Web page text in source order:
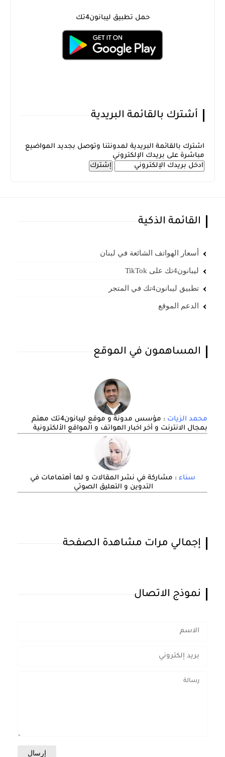
حمل تطبيق ليبانون4تك
أشترك بالقائمة البريدية
اشترك بالقائمة البريدية لمدونتنا وتوصل بجديد المواضيع
مباشرة على بريدك الإلكتروني
القائمة الذكية
أسعار الهواتف الشائعة في لبنان
ليبانون4تك على TikTok
تطبيق ليبانون4تك في المتجر
الدعم الموقع
المساهمون في الموقع
محمد الزيات
: مؤسس مدونة و موقع ليبانون4تك مهتم
بمجال الانترنت و أخر اخبار الهواتف و المواقع الألكترونية
سناء : مشاركة في نشر المقالات و لها أهتمامات في
التدوين و التعليق الصوتي
إجمالي مرات مشاهدة الصفحة
نموذج الاتصال